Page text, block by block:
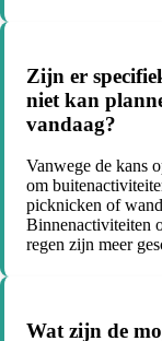
Zijn er
niet kan
vandaag?
Vanwege de kans
om
picknicken of
Binnenactiviteiten
regen zijn meer
Wat zijn de